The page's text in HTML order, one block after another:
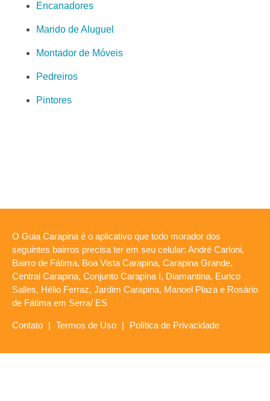
Encanadores
Marido de Aluguel
Montador de Móveis
Pedreiros
Pintores
O Guia Carapina é o aplicativo que todo morador dos
seguintes bairros precisa ter em seu celular: André Carloni,
Bairro de Fátima, Boa Vista Carapina, Carapina Grande,
Central Carapina, Conjunto Carapina I, Diamantina, Eurico
Salles, Hélio Ferraz, Jardim Carapina, Manoel Plaza e Rosário
de Fátima em Serra/ ES
Contato | Termos de Uso | Política de Privacidade